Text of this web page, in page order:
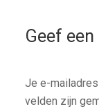
Geef
Je e-
velden zijn